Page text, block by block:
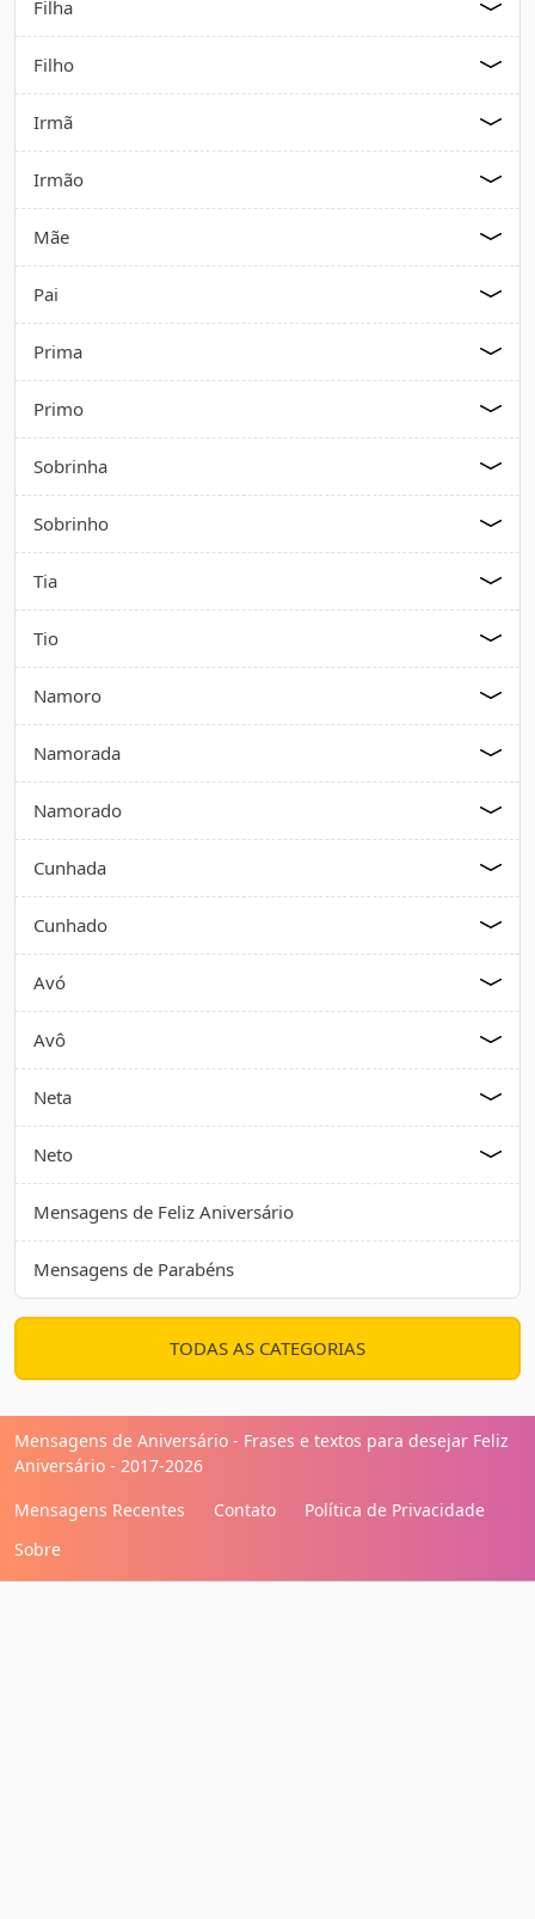
Filha
Filho
Irmã
Irmão
Mãe
Pai
Prima
Primo
Sobrinha
Sobrinho
Tia
Tio
Namoro
Namorada
Namorado
Cunhada
Cunhado
Avó
Avô
Neta
Neto
Mensagens de Feliz Aniversário
Mensagens de Parabéns
TODAS AS CATEGORIAS
Mensagens de Aniversário - Frases e textos para desejar Feliz
Aniversário - 2017-2026
Mensagens Recentes
Contato
Política de Privacidade
Sobre